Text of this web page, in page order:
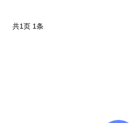
共1页 1条
联系我们